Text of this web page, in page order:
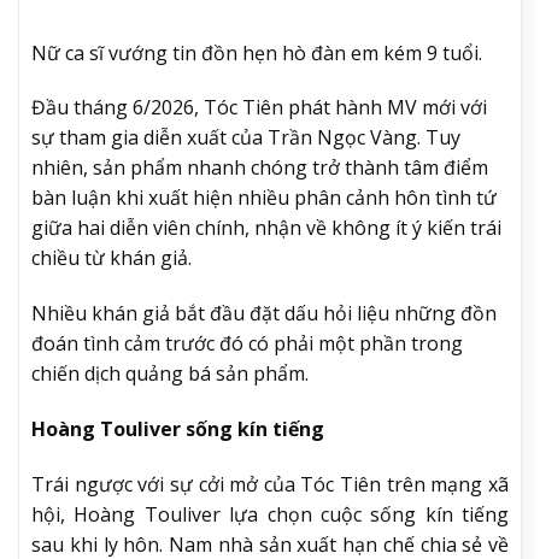
Nữ ca sĩ vướng tin đồn hẹn hò đàn em kém 9 tuổi.
Đầu tháng 6/2026, Tóc Tiên phát hành MV mới với
sự tham gia diễn xuất của Trần Ngọc Vàng. Tuy
nhiên, sản phẩm nhanh chóng trở thành tâm điểm
bàn luận khi xuất hiện nhiều phân cảnh hôn tình tứ
giữa hai diễn viên chính, nhận về không ít ý kiến trái
chiều từ khán giả.
Nhiều khán giả bắt đầu đặt dấu hỏi liệu những đồn
đoán tình cảm trước đó có phải một phần trong
chiến dịch quảng bá sản phẩm.
Hoàng Touliver sống kín tiếng
Trái ngược với sự cởi mở của Tóc Tiên trên mạng xã
hội, Hoàng Touliver lựa chọn cuộc sống kín tiếng
sau khi ly hôn. Nam nhà sản xuất hạn chế chia sẻ về